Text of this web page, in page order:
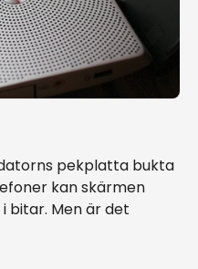
pekplatta bukta
kan skärmen
bitar. Men är det